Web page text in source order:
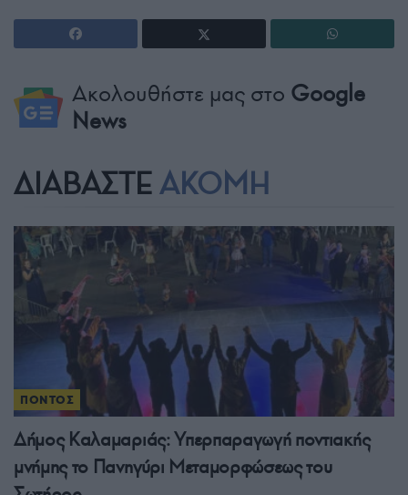
Ακολουθήστε μας στο Google
News
ΔΙΑΒΑΣΤΕ ΑΚΟΜΗ
ΠΟΝΤΟΣ
Δήμος Καλαμαριάς: Υπερπαραγωγή ποντιακής
μνήμης το Πανηγύρι Μεταμορφώσεως του